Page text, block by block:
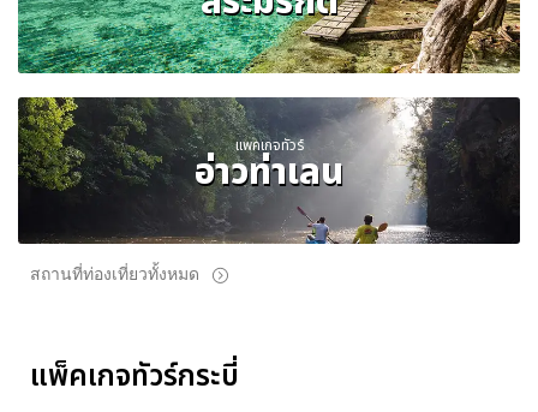
แพคเกจทัวร์
อ่าวท่าเลน
สถานที่ท่องเที่ยวทั้งหมด
แพ็คเกจทัวร์กระบี่